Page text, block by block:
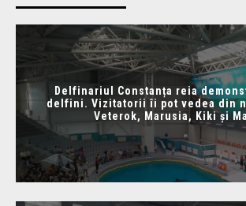
Delfinariul Constanța reia
delfini. Vizitatorii îi pot vedea din
Veterok, Marusia, Kiki și